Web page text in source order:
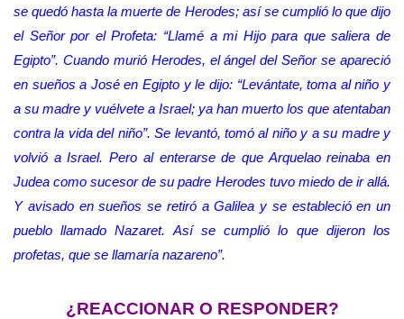
se quedó hasta la muerte de Herodes; así se cumplió lo que dijo
el Señor por el Profeta: “Llamé a mi Hijo para que saliera de
Egipto”. Cuando murió Herodes, el ángel del Señor se apareció
en sueños a José en Egipto y le dijo: “Levántate, toma al niño y
a su madre y vuélvete a Israel; ya han muerto los que atentaban
contra la vida del niño”. Se levantó, tomó al niño y a su madre y
volvió a Israel. Pero al enterarse de que Arquelao reinaba en
Judea como sucesor de su padre Herodes tuvo miedo de ir allá.
Y avisado en sueños se retiró a Galilea y se estableció en un
pueblo llamado Nazaret. Así se cumplió lo que dijeron los
profetas, que se llamaría nazareno”.
¿REACCIONAR O RESPONDER?